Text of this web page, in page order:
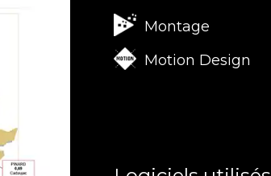
Montage
Motion Design